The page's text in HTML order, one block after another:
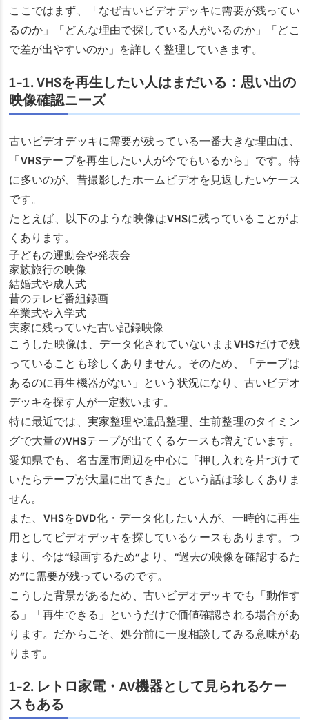
ここではまず、「なぜ古いビデオデッキに需要が残ってい
るのか」「どんな理由で探している人がいるのか」「どこ
で差が出やすいのか」を詳しく整理していきます。
1-1. VHSを再生したい人はまだいる：思い出の
映像確認ニーズ
古いビデオデッキに需要が残っている一番大きな理由は、
「VHSテープを再生したい人が今でもいるから」です。特
に多いのが、昔撮影したホームビデオを見返したいケース
です。
たとえば、以下のような映像はVHSに残っていることがよ
くあります。
子どもの運動会や発表会
家族旅行の映像
結婚式や成人式
昔のテレビ番組録画
卒業式や入学式
実家に残っていた古い記録映像
こうした映像は、データ化されていないままVHSだけで残
っていることも珍しくありません。そのため、「テープは
あるのに再生機器がない」という状況になり、古いビデオ
デッキを探す人が一定数います。
特に最近では、実家整理や遺品整理、生前整理のタイミン
グで大量のVHSテープが出てくるケースも増えています。
愛知県でも、名古屋市周辺を中心に「押し入れを片づけて
いたらテープが大量に出てきた」という話は珍しくありま
せん。
また、VHSをDVD化・データ化したい人が、一時的に再生
用としてビデオデッキを探しているケースもあります。つ
まり、今は“録画するため”より、“過去の映像を確認するた
め”に需要が残っているのです。
こうした背景があるため、古いビデオデッキでも「動作す
る」「再生できる」というだけで価値確認される場合があ
ります。だからこそ、処分前に一度相談してみる意味があ
ります。
1-2. レトロ家電・AV機器として見られるケー
スもある